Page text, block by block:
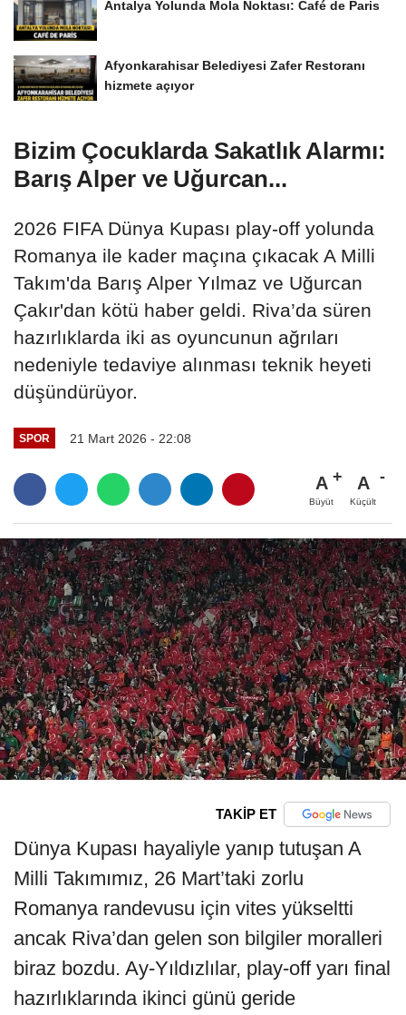
Antalya Yolunda Mola Noktası: Café de Paris
Afyonkarahisar Belediyesi Zafer Restoranı
hizmete açıyor
Bizim Çocuklarda Sakatlık Alarmı:
Barış Alper ve Uğurcan...
2026 FIFA Dünya Kupası play-off yolunda
Romanya ile kader maçına çıkacak A Milli
Takım'da Barış Alper Yılmaz ve Uğurcan
Çakır'dan kötü haber geldi. Riva’da süren
hazırlıklarda iki as oyuncunun ağrıları
nedeniyle tedaviye alınması teknik heyeti
düşündürüyor.
SPOR 21 Mart 2026 - 22:08
A
Büyüt
A
Küçült
TAKİP ET
Dünya Kupası hayaliyle yanıp tutuşan A
Milli Takımımız, 26 Mart’taki zorlu
Romanya randevusu için vites yükseltti
ancak Riva’dan gelen son bilgiler moralleri
biraz bozdu. Ay-Yıldızlılar, play-off yarı final
hazırlıklarında ikinci günü geride